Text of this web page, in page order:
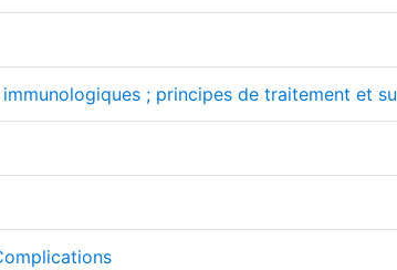
; principes de traitement et